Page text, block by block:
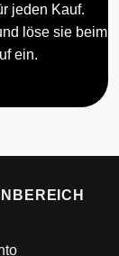
jeden Kauf.
löse sie beim
ein.